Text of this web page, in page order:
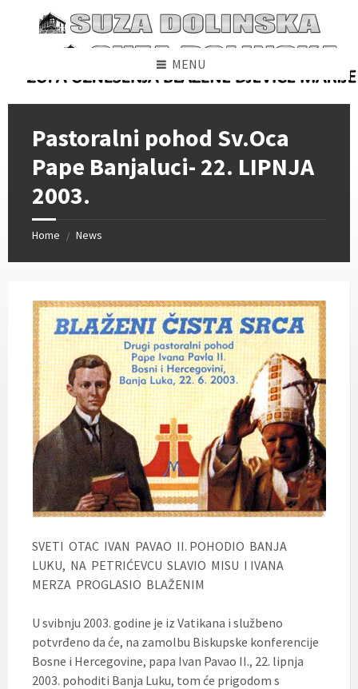
content
MENU
Pastoralni pohod Sv.Oca
Pape Banjaluci- 22. LIPNJA
2003.
Home / News
SVETI OTAC IVAN PAVAO II. POHODIO BANJA
LUKU, NA PETRIĆEVCU SLAVIO MISU I IVANA
MERZA PROGLASIO BLAŽENIM
U svibnju 2003. godine je iz Vatikana i službeno
potvrđeno da će, na zamolbu Biskupske konferencije
Bosne i Hercegovine, papa Ivan Pavao II., 22. lipnja
2003. pohoditi Banja Luku, tom će prigodom s